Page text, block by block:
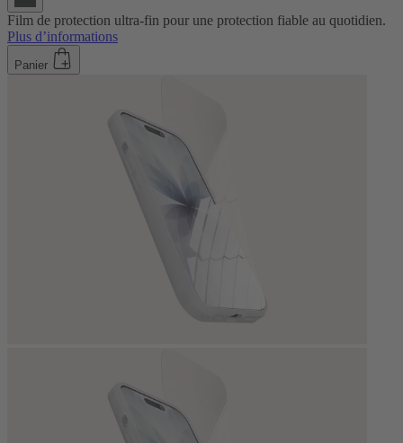
Film de protection ultra-fin pour une protection fiable au quotidien.
Plus d’informations
Panier